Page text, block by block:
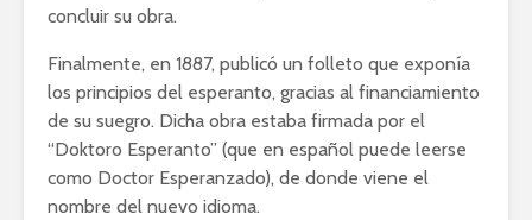
concluir su obra.
Finalmente, en 1887, publicó un folleto que exponía
los principios del esperanto, gracias al financiamiento
de su suegro. Dicha obra estaba firmada por el
“Doktoro Esperanto” (que en español puede leerse
como Doctor Esperanzado), de donde viene el
nombre del nuevo idioma.